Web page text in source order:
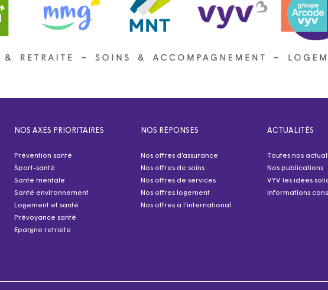
NOS AXES PRIORITAIRES
Prévention santé
Sport-santé
Santé mentale
Santé environnement
Logement et santé
Prévoyance santé
Epargne retraite
NOS RÉPONSES
Nos offres d’assurance
Nos offres de soins
Nos offres de services
Nos offres logement
Nos offres à l’international
ACTUALITÉS
Toutes nos
Nos publications
VYV les idées
Informations